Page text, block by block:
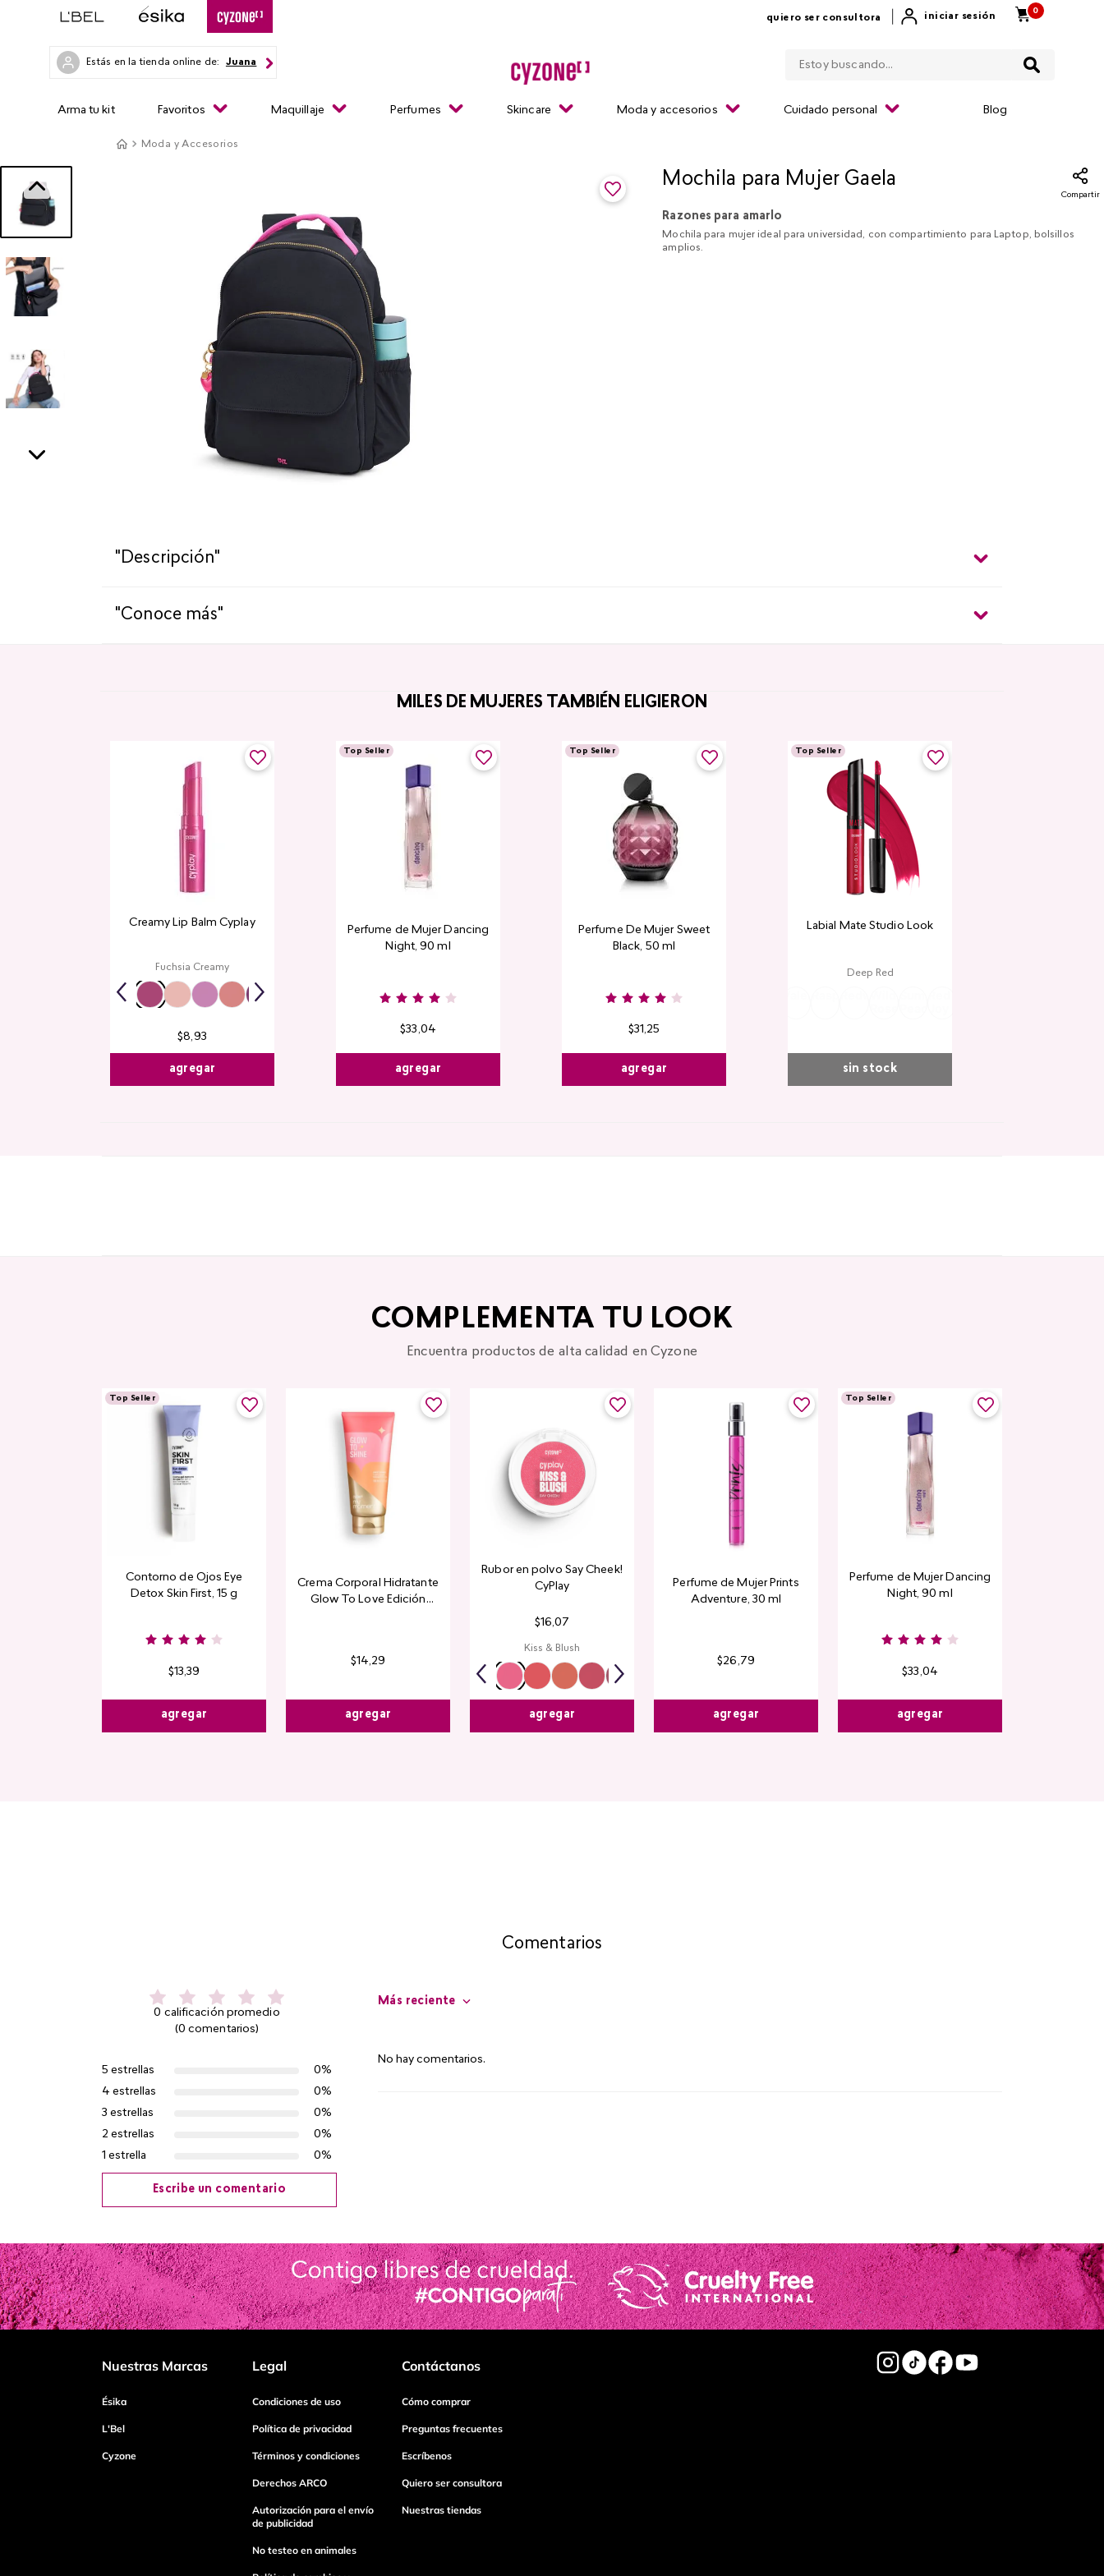
quiero ser consultora iniciar sesión
0
Estás en la tienda online de: Juana
Arma tu kit Favoritos Maquillaje Perfumes Skincare Moda y accesorios Cuidado personal Blog
Moda y Accesorios
Mochila para Mujer Gaela
Compartir
Razones para amarlo
Mochila para mujer ideal para universidad, con compartimiento para Laptop, bolsillos
amplios.
"Descripción"
"Conoce más"
MILES DE MUJERES TAMBIÉN ELIGIERON
Creamy Lip Balm Cyplay
Fuchsia Creamy
$8,93
agregar
Top Seller
Perfume de Mujer Dancing
Night, 90 ml
$33 ,04
agregar
Top Seller
Perfume De Mujer Sweet
Black, 50 ml
$31,25
agregar
Top Seller
Labial Mate Studio Look
Deep Red
Burgundy
Rose
sin stock
COMPLEMENTA TU LOOK
Encuentra productos de alta calidad en Cyzone
Top Seller
Contorno de Ojos Eye
Detox Skin First, 15 g
$13,39
agregar
Crema Corporal Hidratante
Glow To Love Edición
$14,29
agregar
Rubor en polvo Say Cheek!
CyPlay
$16,07
Kiss & Blush
agregar
Perfume de Mujer Prints
Adventure, 30 ml
$26 ,79
agregar
Top Seller
Perfume de Mujer Dancing
Night, 90 ml
$33 ,04
agregar
Comentarios
0 calificación promedio
(0 comentarios)
5 estrellas
0%
4 estrellas
0%
3 estrellas
0%
2 estrellas
0%
1 estrella
0%
Escribe un comentario
Agregar comentario
Título
Tu nombre
Dirección de email
Más reciente
No hay comentarios.
Nuestras Marcas
Ésika
L'Bel
Cyzone
Legal
Condiciones de uso
Política de privacidad
Términos y condiciones
Derechos ARCO
Autorización para el envío
de publicidad
No testeo en animales
Contáctanos
Cómo comprar
Preguntas frecuentes
Escríbenos
Quiero ser consultora
Nuestras tiendas